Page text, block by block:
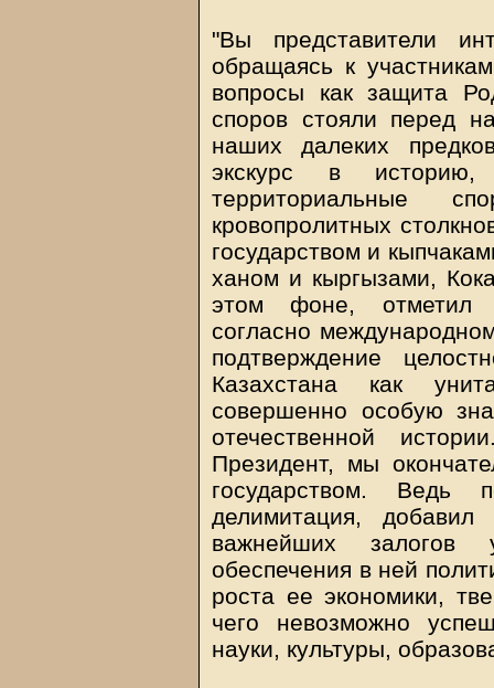
"Вы представители
обращаясь к
вопросы как защита
споров стояли перед
наших далеких
экскурс в
территориальные
кровопролитных
государством и
ханом и кыргызами,
этом фоне, отметил
согласно
подтверждение
Казахстана как
совершенно особую
отечественной
Президент, мы
государством. Ведь
делимитация,
важнейших залогов
обеспечения в ней
роста ее экономики,
чего невозможно
науки, культуры,